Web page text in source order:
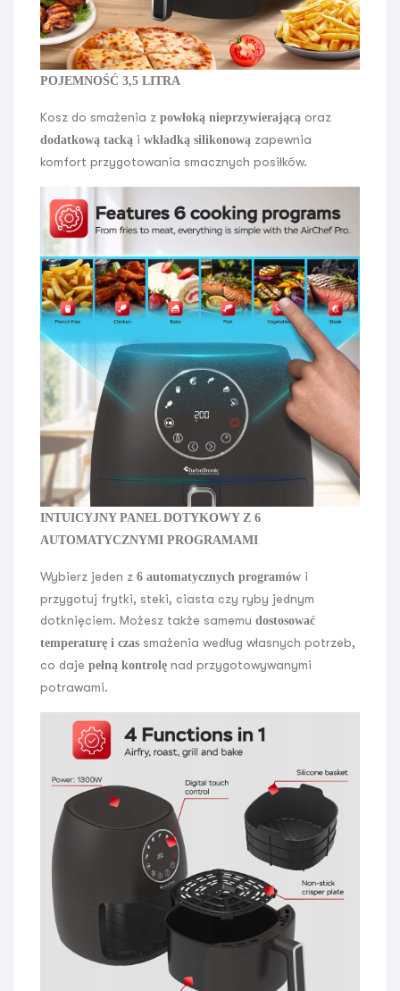
POJEMNOŚĆ 3,5 LITRA
Kosz do smażenia z powłoką nieprzywierającą oraz
dodatkową tacką i wkładką silikonową zapewnia
komfort przygotowania smacznych posiłków.
INTUICYJNY PANEL DOTYKOWY Z 6
AUTOMATYCZNYMI PROGRAMAMI
Wybierz jeden z 6 automatycznych programów i
przygotuj frytki, steki, ciasta czy ryby jednym
dotknięciem. Możesz także samemu dostosować
temperaturę i czas smażenia według własnych potrzeb,
co daje pełną kontrolę nad przygotowywanymi
potrawami.